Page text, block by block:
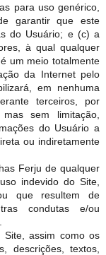
para uso genérico,
garantir que este
do Usuário; e (c) a
à qual qualquer
um meio totalmente
da Internet pelo
em nenhuma
terceiros, por
sem limitação,
do Usuário a
ou indiretamente
Ferju de qualquer
indevido do Site,
que resultem de
condutas e/ou
Site, assim como os
descrições, textos,